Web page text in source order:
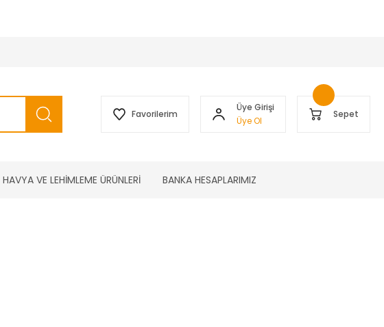
Favorilerim
Üye Girişi
Üye Ol
Sepet
HAVYA VE LEHİMLEME ÜRÜNLERİ BANKA HESAPLARIMIZ